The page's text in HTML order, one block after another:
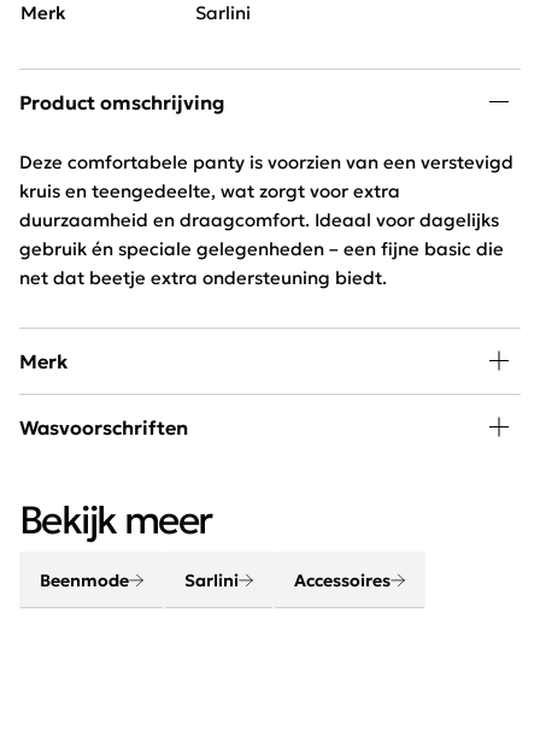
Merk
Sarlini
Product omschrijving
Deze comfortabele panty is voorzien van een verstevigd
kruis en teengedeelte, wat zorgt voor extra
duurzaamheid en draagcomfort. Ideaal voor dagelijks
gebruik én speciale gelegenheden – een fijne basic die
net dat beetje extra ondersteuning biedt.
Merk
Maak uw outfit compleet met de modeaccessoires en
modellen vindt u eenvoudig accessoires die passen bij
iedere outfit.
Wasvoorschriften
Bekijk meer
Beenmode Sarlini Accessoires